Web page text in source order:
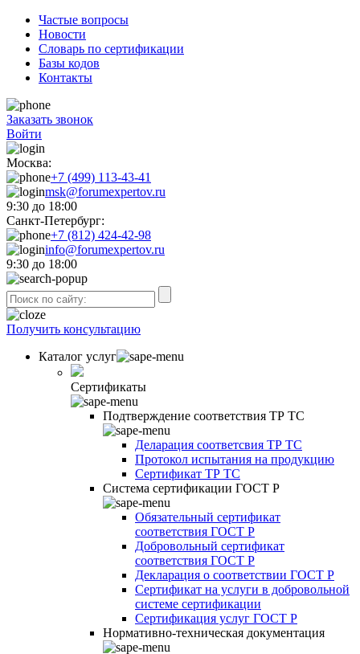
Частые вопросы
Новости
Словарь по сертификации
Базы кодов
Контакты
Заказать звонок
Войти
Москва:
+7 (499) 113-43-41
msk@forumexpertov.ru
9:30 до 18:00
Санкт-Петербург:
+7 (812) 424-42-98
info@forumexpertov.ru
9:30 до 18:00
Получить консультацию
Каталог услуг
Сертификаты
Подтверждение соответствия ТР ТС
Деларация соответсвия ТР ТС
Протокол испытания на продукцию
Сертификат ТР ТС
Система сертификации ГОСТ Р
Обязательный сертификат
соответствия ГОСТ Р
Добровольный сертификат
соответствия ГОСТ Р
Декларация о соответствии ГОСТ Р
Сертификат на услуги в добровольной
системе сертификации
Сертификация услуг ГОСТ Р
Нормативно-техническая документация